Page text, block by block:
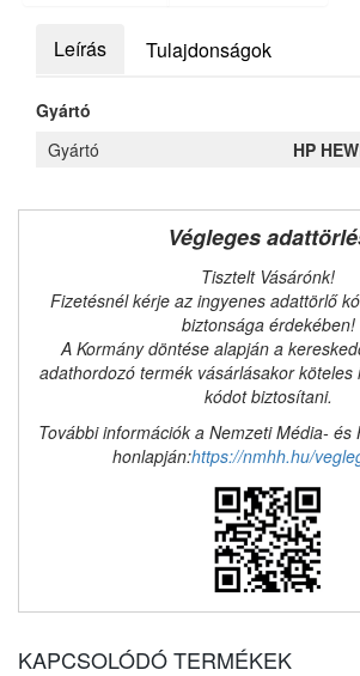
Leírás Tulajdonságok
Gyártó
Gyártó
HP
Végleges
Tisztelt Vásárónk!
Fizetésnél kérje az ingyenes adattörlő
biztonsága érdekében!
A Kormány döntése alapján a
adathordozó termék vásárlásakor köteles
kódot biztosítani.
További információk a Nemzeti Média- és
honlapján:https://nmhh.hu/
KAPCSOLÓDÓ TERMÉKEK